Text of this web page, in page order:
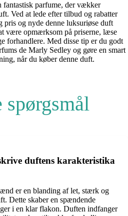
fantastisk parfume, der vækker
Ved at lede efter tilbud og rabatter
og nyde denne luksuriøse duft
være opmærksom på priserne, læse
forhandlere. Med disse tip er du godt
de Marly Sedley og gøre en smart
når du køber denne duft.
duftens karakteristika
er en blanding af let, stærk og
Dette skaber en spændende
i en klar flakon. Duften indfanger